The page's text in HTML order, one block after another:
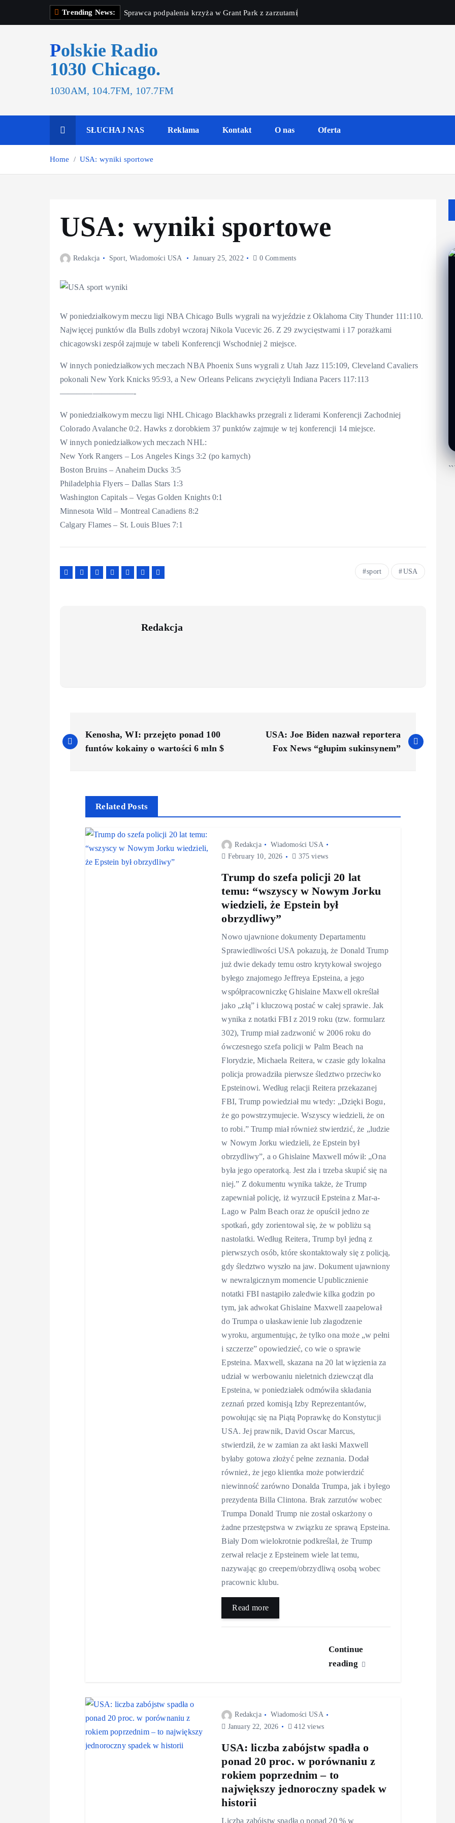
Trending News: Sprawca podpalenia krzyża w Grant Park z zarzutami
Polskie Radio
1030 Chicago.
1030AM, 104.7FM, 107.7FM
SŁUCHAJ NAS Reklama Kontakt O nas Oferta
Home USA: wyniki sportowe
USA: wyniki sportowe
Redakcja Sport,Wiadomości USA January 25, 2022 0 Comments
W poniedziałkowym meczu ligi NBA Chicago Bulls wygrali na wyjeździe z Oklahoma City Thunder 111:110.
Najwięcej punktów dla Bulls zdobył wczoraj Nikola Vucevic 26. Z 29 zwycięstwami i 17 porażkami
chicagowski zespół zajmuje w tabeli Konferencji Wschodniej 2 miejsce.
W innych poniedziałkowych meczach NBA Phoenix Suns wygrali z Utah Jazz 115:109, Cleveland Cavaliers
pokonali New York Knicks 95:93, a New Orleans Pelicans zwyciężyli Indiana Pacers 117:113
—————————-
W poniedziałkowym meczu ligi NHL Chicago Blackhawks przegrali z liderami Konferencji Zachodniej
Colorado Avalanche 0:2. Hawks z dorobkiem 37 punktów zajmuje w tej konferencji 14 miejsce.
W innych poniedziałkowych meczach NHL:
New York Rangers – Los Angeles Kings 3:2 (po karnych)
Boston Bruins – Anaheim Ducks 3:5
Philadelphia Flyers – Dallas Stars 1:3
Washington Capitals – Vegas Golden Knights 0:1
Minnesota Wild – Montreal Canadiens 8:2
Calgary Flames – St. Louis Blues 7:1
sport USA
Redakcja
Kenosha, WI: przejęto ponad 100
funtów kokainy o wartości 6 mln $
USA: Joe Biden nazwał reportera
Fox News “głupim sukinsynem”
Related Posts
Redakcja
Wiadomości USA
February 10, 2026
375 views
Trump do szefa policji 20 lat
temu: “wszyscy w Nowym Jorku
wiedzieli, że Epstein był
obrzydliwy”
Nowo ujawnione dokumenty Departamentu
Sprawiedliwości USA pokazują, że Donald Trump
już dwie dekady temu ostro krytykował swojego
byłego znajomego Jeffreya Epsteina, a jego
współpracowniczkę Ghislaine Maxwell określał
jako „złą” i kluczową postać w całej sprawie. Jak
wynika z notatki FBI z 2019 roku (tzw. formularz
302), Trump miał zadzwonić w 2006 roku do
ówczesnego szefa policji w Palm Beach na
Florydzie, Michaela Reitera, w czasie gdy lokalna
policja prowadziła pierwsze śledztwo przeciwko
Epsteinowi. Według relacji Reitera przekazanej
FBI, Trump powiedział mu wtedy: „Dzięki Bogu,
że go powstrzymujecie. Wszyscy wiedzieli, że on
to robi.” Trump miał również stwierdzić, że „ludzie
w Nowym Jorku wiedzieli, że Epstein był
obrzydliwy”, a o Ghislaine Maxwell mówił: „Ona
była jego operatorką. Jest zła i trzeba skupić się na
niej.” Z dokumentu wynika także, że Trump
zapewniał policję, iż wyrzucił Epsteina z Mar-a-
Lago w Palm Beach oraz że opuścił jedno ze
spotkań, gdy zorientował się, że w pobliżu są
nastolatki. Według Reitera, Trump był jedną z
pierwszych osób, które skontaktowały się z policją,
gdy śledztwo wyszło na jaw. Dokument ujawniony
w newralgicznym momencie Upublicznienie
notatki FBI nastąpiło zaledwie kilka godzin po
tym, jak adwokat Ghislaine Maxwell zaapelował
do Trumpa o ułaskawienie lub złagodzenie
wyroku, argumentując, że tylko ona może „w pełni
i szczerze” opowiedzieć, co wie o sprawie
Epsteina. Maxwell, skazana na 20 lat więzienia za
udział w werbowaniu nieletnich dziewcząt dla
Epsteina, w poniedziałek odmówiła składania
zeznań przed komisją Izby Reprezentantów,
powołując się na Piątą Poprawkę do Konstytucji
USA. Jej prawnik, David Oscar Marcus,
stwierdził, że w zamian za akt łaski Maxwell
byłaby gotowa złożyć pełne zeznania. Dodał
również, że jego klientka może potwierdzić
niewinność zarówno Donalda Trumpa, jak i byłego
prezydenta Billa Clintona. Brak zarzutów wobec
Trumpa Donald Trump nie został oskarżony o
żadne przestępstwa w związku ze sprawą Epsteina.
Biały Dom wielokrotnie podkreślał, że Trump
zerwał relacje z Epsteinem wiele lat temu,
nazywając go creepem/obrzydliwą osobą wobec
pracownic klubu.
Read more
Continue
reading
Redakcja
Wiadomości USA
January 22, 2026
412 views
USA: liczba zabójstw spadła o
ponad 20 proc. w porównaniu z
rokiem poprzednim – to
największy jednoroczny spadek w
historii
Liczba zabójstw spadła o ponad 20 % w